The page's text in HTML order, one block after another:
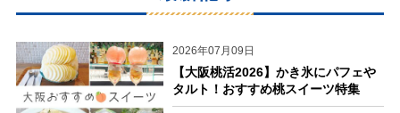
2026年07月09日
【大阪桃活2026】かき氷にパフェや
タルト！おすすめ桃スイーツ特集